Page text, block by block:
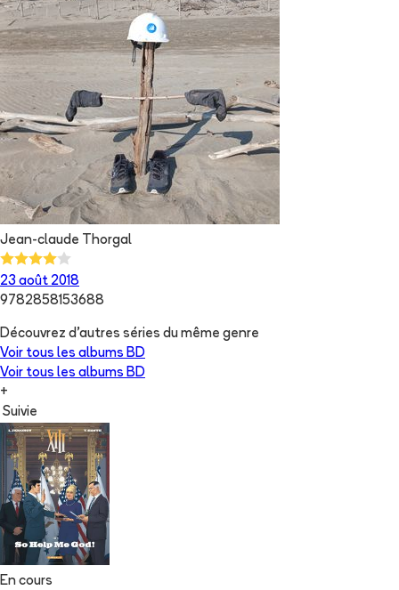
Jean-claude Thorgal
23 août 2018
9782858153688
Découvrez d'autres séries du même genre
Voir tous les albums BD
Voir tous les albums BD
+
Suivie
En cours